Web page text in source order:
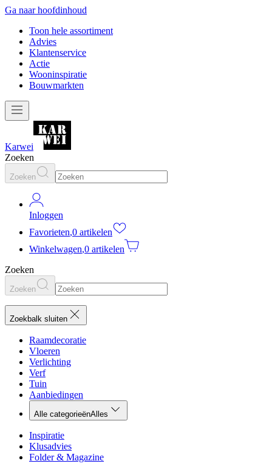
Ga naar hoofdinhoud
Toon hele assortiment
Advies
Klantenservice
Actie
Wooninspiratie
Bouwmarkten
Karwei
Zoeken
Zoeken
Inloggen
Favorieten,0 artikelen
Winkelwagen,0 artikelen
Zoeken
Zoeken
Zoekbalk sluiten
Raamdecoratie
Vloeren
Verlichting
Verf
Tuin
Aanbiedingen
Alle categorieënAlles
Inspiratie
Klusadvies
Folder & Magazine